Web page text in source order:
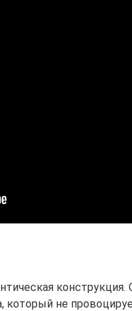
который не